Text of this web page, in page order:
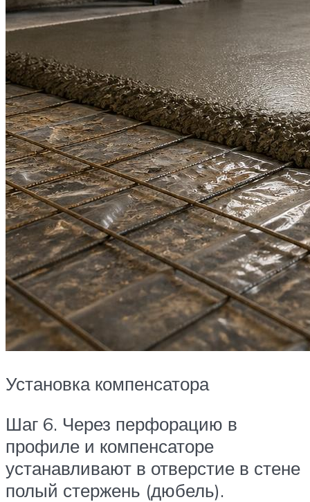
Установка компенсатора
Шаг 6. Через перфорацию в
профиле и компенсаторе
устанавливают в отверстие в стене
полый стержень (дюбель).